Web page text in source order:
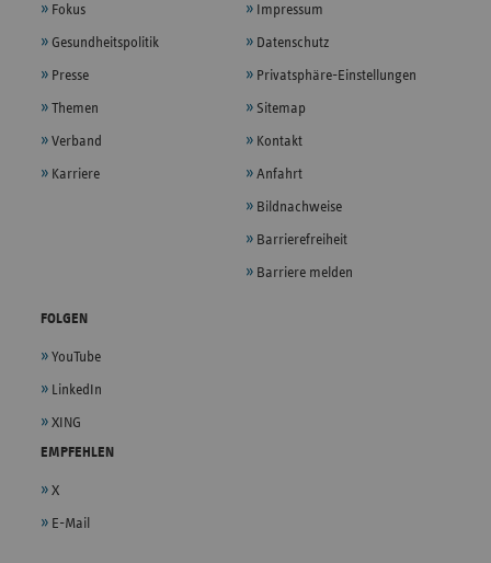
Fokus
Gesundheitspolitik
Presse
Themen
Verband
Karriere
Impressum
Datenschutz
Privatsphäre-Einstellungen
Sitemap
Kontakt
Anfahrt
Bildnachweise
Barrierefreiheit
Barriere melden
FOLGEN
YouTube
LinkedIn
XING
EMPFEHLEN
X
E-Mail